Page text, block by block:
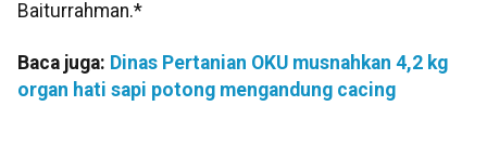
Baiturrahman.*
Baca juga: Dinas Pertanian OKU musnahkan 4,2 kg
organ hati sapi potong mengandung cacing